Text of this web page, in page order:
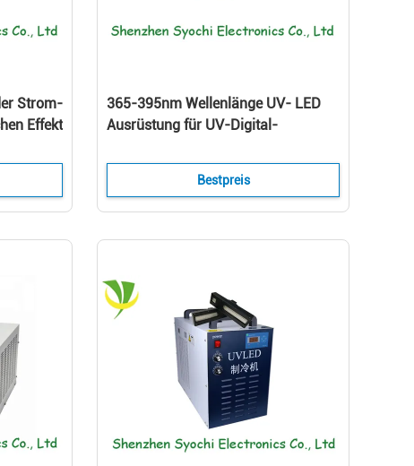
Strom-
Effekt
365-395nm Wellenlänge UV- LED
Ausrüstung für UV-Digital-
Bestpreis